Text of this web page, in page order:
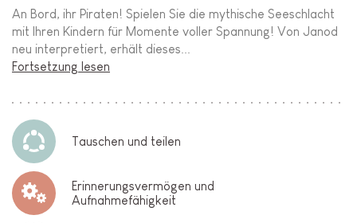
An Bord, ihr Piraten! Spielen Sie die mythische Seeschlacht
mit Ihren Kindern für Momente voller Spannung! Von Janod
neu interpretiert, erhält dieses...
Fortsetzung lesen
Tauschen und teilen
Erinnerungsvermögen und
Aufnahmefähigkeit